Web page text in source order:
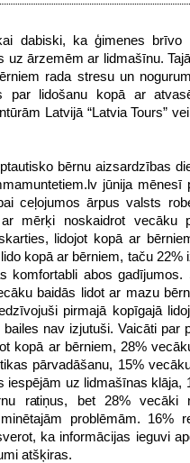
dabiski, ka ģimenes brīvo
uz ārzemēm ar lidmašīnu.
rada stresu un
par lidošanu kopā ar
Latvijā “Latvia Tours”
bērnu aizsardzības
jūnija mēnesī
ceļojumos ārpus valsts
mērķi noskaidrot vecāku
lidojot kopā ar
kopā ar bērniem, taču 22%
komfortabli abos gadījumos.
baidās lidot ar mazu
pirmajā kopīgajā
nav izjutuši. Vaicāti par
kopā ar bērniem, 28%
pārvadāšanu, 15%
iespējām uz lidmašīnas klāja,
ratiņus, bet 28% vecāki
problēmām. 16%
ka informācijas ieguvi
atšķiras.